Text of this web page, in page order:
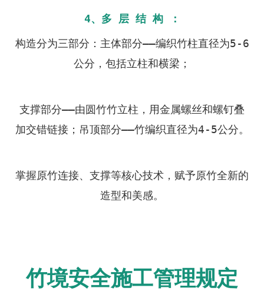
4、多 层 结 构 ：
构造分为三部分：主体部分——编织竹柱直径为5-6
公分，包括立柱和横梁；
支撑部分——由圆竹竹立柱，用金属螺丝和螺钉叠
加交错链接；吊顶部分——竹编织直径为4-5公分。
掌握原竹连接、支撑等核心技术，赋予原竹全新的
造型和美感。
竹境安全施工管理规定